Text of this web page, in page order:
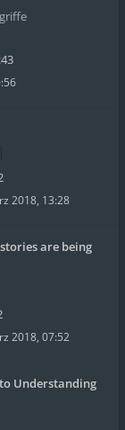
2018, 13:28
are being
2018, 07:52
Understanding